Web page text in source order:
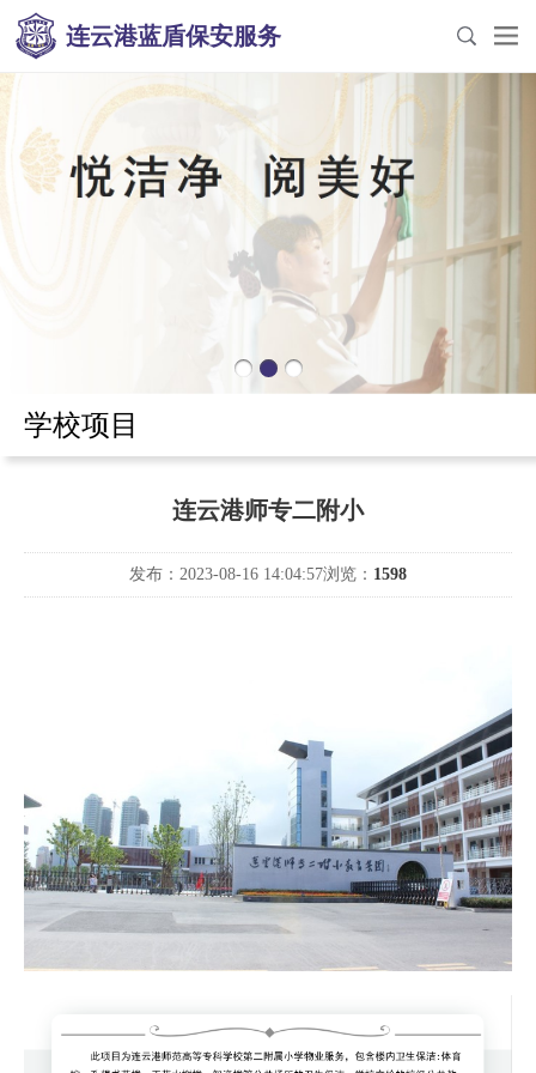
连云港蓝盾保安服务
学校项目
连云港师专二附小
发布：2023-08-16 14:04:57浏览： 1598